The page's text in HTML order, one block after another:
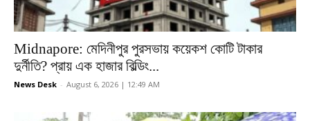
Midnapore: মেদিনীপুর পুরসভায় কয়েকশ কোটি টাকার
দুর্নীতি? প্রায় এক হাজার বিল্ডিং...
News Desk - August 6, 2026 | 12:49 AM